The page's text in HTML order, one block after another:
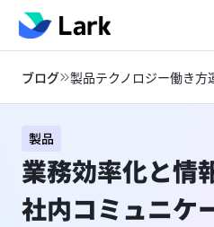
ブログ 製品テクノロジー働き方
製品
業務効率化と情
社内コミュニケ